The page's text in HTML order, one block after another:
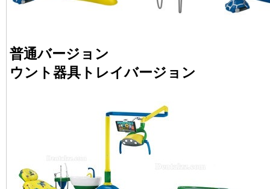
普通バージョン
ウント器具トレイバージョン